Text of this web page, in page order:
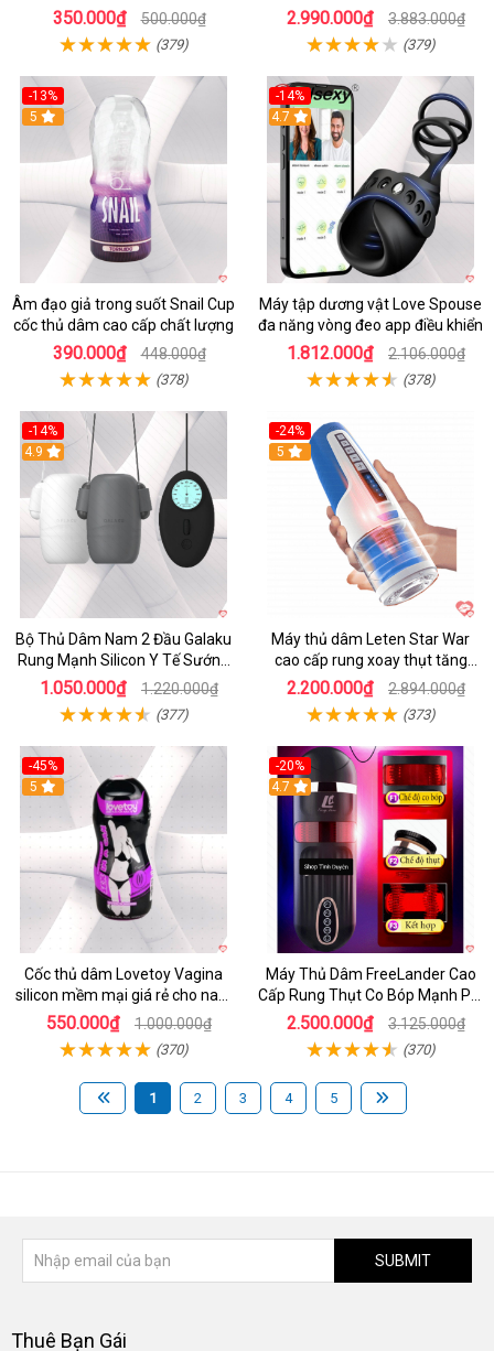
kích thích
350.000₫ 500.000₫
(379)
mạnh
2.990.000₫ 3.883.000₫
(379)
-13%
5
Âm đạo giả trong suốt Snail Cup
cốc thủ dâm cao cấp chất lượng
390.000₫ 448.000₫
(378)
-14%
4.7
Máy tập dương vật Love Spouse
đa năng vòng đeo app điều khiển
1.812.000₫ 2.106.000₫
(378)
-14%
4.9
Bộ Thủ Dâm Nam 2 Đầu Galaku
Rung Mạnh Silicon Y Tế Sướng
Tột Đỉnh
1.050.000₫ 1.220.000₫
(377)
-24%
5
Máy thủ dâm Leten Star War
cao cấp rung xoay thụt tăng
khoái cảm
2.200.000₫ 2.894.000₫
(373)
-45%
5
Cốc thủ dâm Lovetoy Vagina
silicon mềm mại giá rẻ cho nam
cực sướng
550.000₫ 1.000.000₫
(370)
-20%
4.7
Máy Thủ Dâm FreeLander Cao
Cấp Rung Thụt Co Bóp Mạnh Pin
Sạc
2.500.000₫ 3.125.000₫
(370)
1 2 3 4 5
SUBMIT
Thuê Bạn Gái